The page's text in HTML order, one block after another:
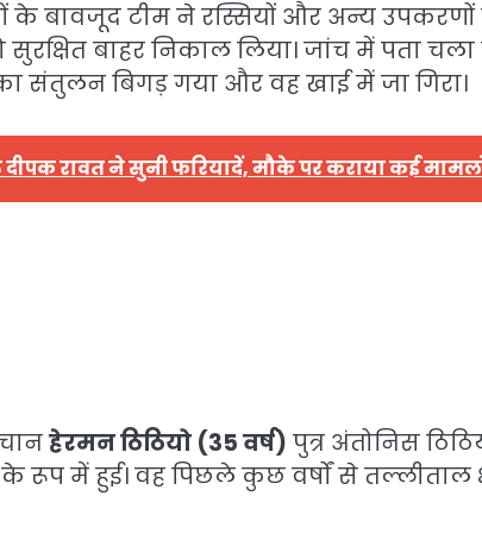
के बावजूद टीम ने रस्सियों और अन्य
बाहर निकाल लिया। जांच में पता
बिगड़ गया और वह खाई में जा गिरा।
रावत ने सुनी फरियादें, मौके पर कराया कई
हेरमन ठिठियो (35 वर्ष) पुत्र अंतोनिस
रूप में हुई। वह पिछले कुछ वर्षों से तल्लीताल